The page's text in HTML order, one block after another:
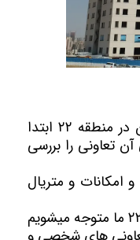
برای انتخاب تعاونی معتبر و مطمئن در منطقه ۲۲ ابتدا
تعاونی را بررسی
امکانات و متریال
با بررسی کامل تر از پروژه‌های منطقه ۲۲ ما متوجه میشویم